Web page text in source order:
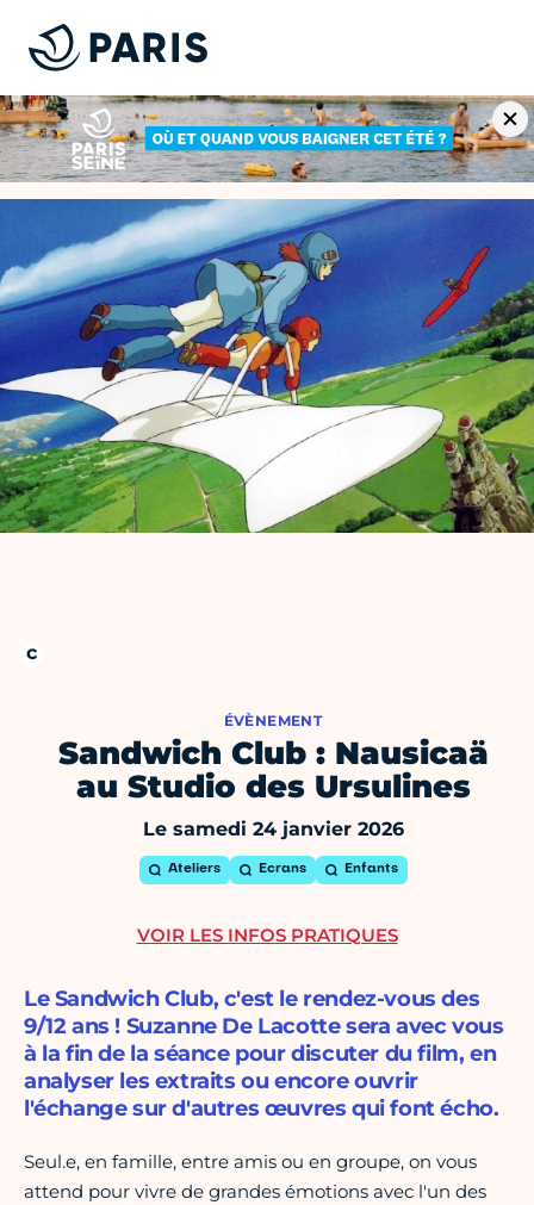
ÉVÈNEMENT
Sandwich Club : Nausicaä
au Studio des Ursulines
Le samedi 24 janvier 2026
Ateliers Ecrans Enfants
Le Sandwich Club, c'est le rendez-vous des
9/12 ans ! Suzanne De Lacotte sera avec vous
à la fin de la séance pour discuter du film, en
analyser les extraits ou encore ouvrir
l'échange sur d'autres œuvres qui font écho.
Seul.e, en famille, entre amis ou en groupe, on vous
attend pour vivre de grandes émotions avec l'un des
VOIR LES INFOS PRATIQUES